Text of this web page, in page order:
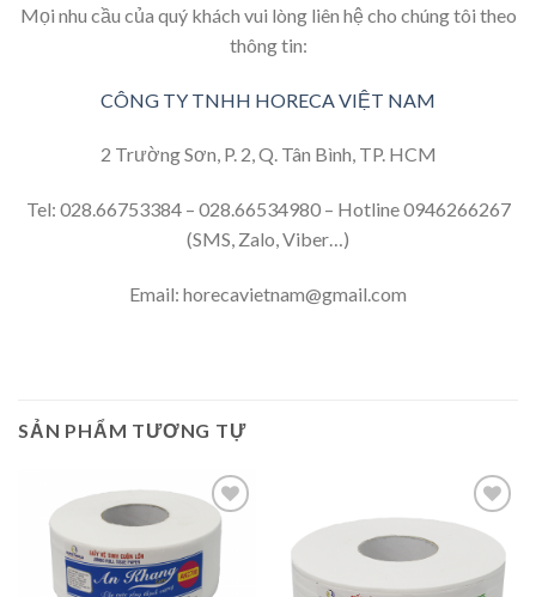
Mọi nhu cầu của quý khách vui lòng liên hệ cho chúng tôi theo
thông tin:
CÔNG TY TNHH HORECA VIỆT NAM
2 Trường Sơn, P. 2, Q. Tân Bình, TP. HCM
Tel: 028.66753384 – 028.66534980 – Hotline 0946266267
(SMS, Zalo, Viber…)
Email: horecavietnam@gmail.com
SẢN PHẨM TƯƠNG TỰ
Add to
Wishlist
Add to
Wishlist